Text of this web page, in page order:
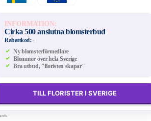
INFORMATION:
Cirka 500 anslutna blomsterbud
Rabattkod: -
Ny blomsterförmedlare
Blommor över hela Sverige
Bra utbud, "floristen skapar"
TILL FLORISTER I SVERIGE